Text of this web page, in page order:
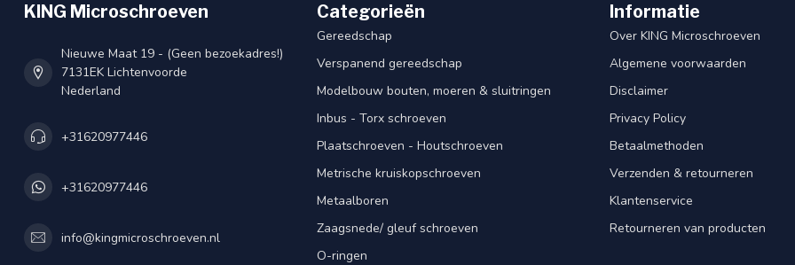
KING Microschroeven
Nieuwe Maat 19 - (Geen bezoekadres!)
7131EK Lichtenvoorde
Nederland
+31620977446
+31620977446
info@kingmicroschroeven.nl
Categorieën
Gereedschap
Verspanend gereedschap
Modelbouw bouten, moeren & sluitringen
Inbus - Torx schroeven
Plaatschroeven - Houtschroeven
Metrische kruiskopschroeven
Metaalboren
Zaagsnede/ gleuf schroeven
O-ringen
Informatie
Over KING Microschroeven
Algemene voorwaarden
Disclaimer
Privacy Policy
Betaalmethoden
Verzenden & retourneren
Klantenservice
Retourneren van producten